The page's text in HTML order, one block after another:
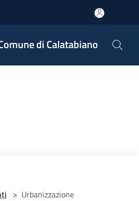
di Calatabiano
> Urbanizzazione